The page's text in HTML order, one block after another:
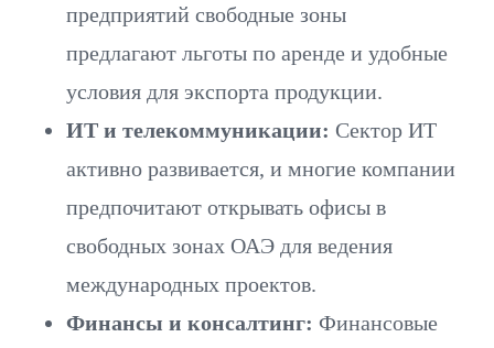
предприятий свободные зоны
предлагают льготы по аренде и удобные
условия для экспорта продукции.
ИТ и телекоммуникации: Сектор ИТ
активно развивается, и многие компании
предпочитают открывать офисы в
свободных зонах ОАЭ для ведения
международных проектов.
Финансы и консалтинг: Финансовые